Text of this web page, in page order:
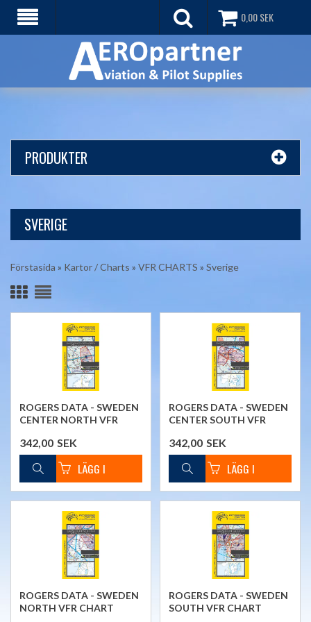
0,00SEK
PRODUKTER
SVERIGE
Förstasida » Kartor / Charts » VFR CHARTS » Sverige
ROGERS DATA - SWEDEN
CENTER NORTH VFR
342,00 SEK
ROGERS DATA - SWEDEN
CENTER SOUTH VFR
342,00 SEK
ROGERS DATA - SWEDEN
NORTH VFR CHART
ROGERS DATA - SWEDEN
SOUTH VFR CHART